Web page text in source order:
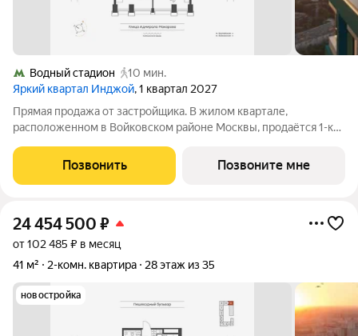
Водный стадион
10 мин.
Яркий квартал Инджой, 1 квартал 2027
Прямая продажа от застройщика. В жилом квартале,
расположенном в Войковском районе Москвы, продаётся 1-к
расположена на 2 этаже 35-этажного дома, корпус 1, в жилом
квартале бизнес-класса Инджой.
Позвонить Позвоните мне
24 454 500 ₽
от 102 485 ₽ в месяц
41 м²
2-комн. квартира 28 этаж из 35
новостройка